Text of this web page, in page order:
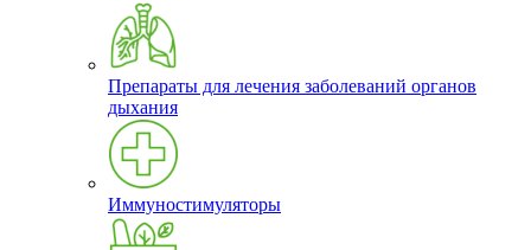
Препараты для лечения заболеваний органов
дыхания
Иммуностимуляторы